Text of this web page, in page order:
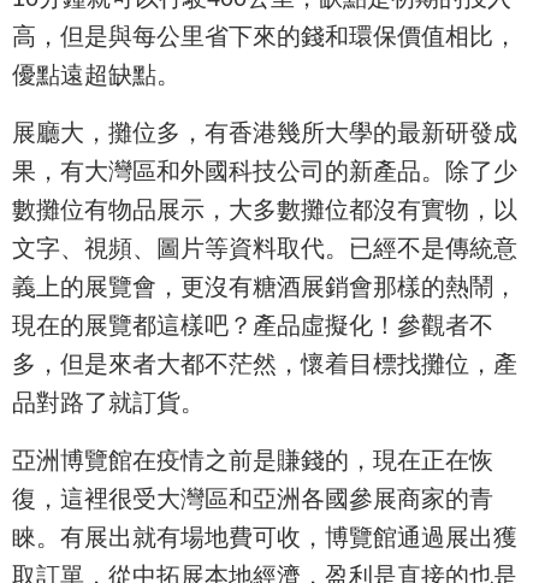
高，但是與每公里省下來的錢和環保價值相比，
優點遠超缺點。
展廳大，攤位多，有香港幾所大學的最新研發成
果，有大灣區和外國科技公司的新產品。除了少
數攤位有物品展示，大多數攤位都沒有實物，以
文字、視頻、圖片等資料取代。已經不是傳統意
義上的展覽會，更沒有糖酒展銷會那樣的熱鬧，
現在的展覽都這樣吧？產品虛擬化！參觀者不
多，但是來者大都不茫然，懷着目標找攤位，產
品對路了就訂貨。
亞洲博覽館在疫情之前是賺錢的，現在正在恢
復，這裡很受大灣區和亞洲各國參展商家的青
睞。有展出就有場地費可收，博覽館通過展出獲
取訂單，從中拓展本地經濟，盈利是直接的也是